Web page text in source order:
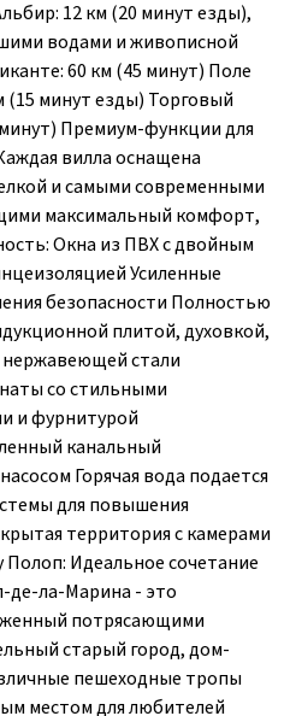
12 км (20 минут езды),
водами и живописной
60 км (45 минут) Поле
(15 минут езды) Торговый
Премиум-функции для
вилла оснащена
и самыми современными
максимальный комфорт,
Окна из ПВХ с двойным
Усиленные
безопасности Полностью
плитой, духовкой,
стали
со стильными
и фурнитурой
канальный
Горячая вода подается
для повышения
территория с камерами
Идеальное сочетание
де-ла-Марина - это
потрясающими
старый город, дом-
пешеходные тропы
местом для любителей